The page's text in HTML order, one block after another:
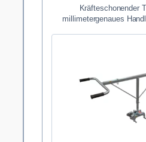
Kräfteschonender
millimetergenaues